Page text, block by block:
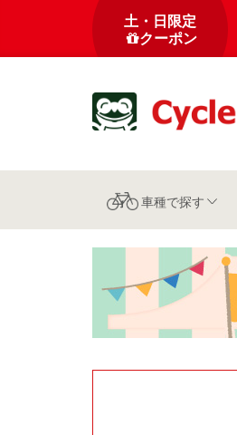
土・日限定
クーポン
車種で探す